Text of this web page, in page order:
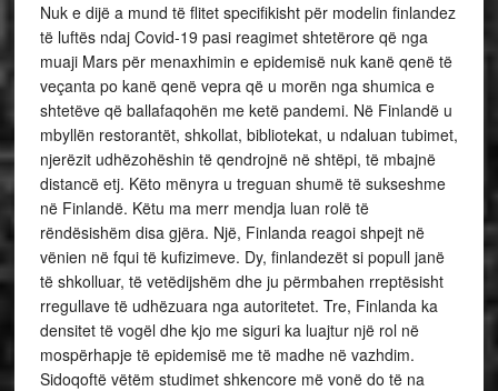
Nuk e dijë a mund të flitet specifikisht për modelin finlandez
të luftës ndaj Covid-19 pasi reagimet shtetërore që nga
muaji Mars për menaxhimin e epidemisë nuk kanë qenë të
veçanta po kanë qenë vepra që u morën nga shumica e
shtetëve që ballafaqohën me ketë pandemi. Në Finlandë u
mbyllën restorantët, shkollat, bibliotekat, u ndaluan tubimet,
njerëzit udhëzohëshin të qendrojnë në shtëpi, të mbajnë
distancë etj. Këto mënyra u treguan shumë të sukseshme
në Finlandë. Këtu ma merr mendja luan rolë të
rëndësishëm disa gjëra. Një, Finlanda reagoi shpejt në
vënien në fqui të kufizimeve. Dy, finlandezët si popull janë
të shkolluar, të vetëdijshëm dhe ju përmbahen rreptësisht
rregullave të udhëzuara nga autoritetet. Tre, Finlanda ka
densitet të vogël dhe kjo me siguri ka luajtur një rol në
mospërhapje të epidemisë me të madhe në vazhdim.
Sidoqoftë vëtëm studimet shkencore më vonë do të na